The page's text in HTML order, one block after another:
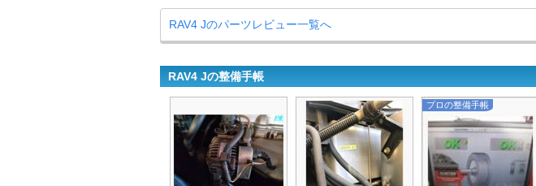
RAV4 Jのパーツレビュー一覧へ
RAV4 Jの整備手帳
プロの整備手帳